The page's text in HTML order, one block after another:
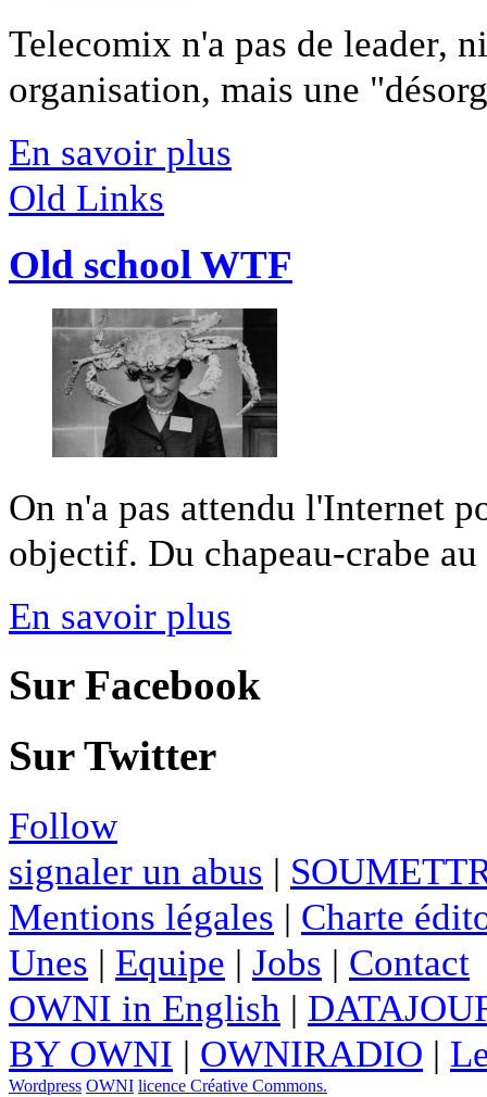
Telecomix n'a pas de leader,
organisation, mais une
En savoir plus
Old Links
Old school WTF
On n'a pas attendu l'Internet
objectif. Du chapeau-crabe
En savoir plus
Sur Facebook
Sur Twitter
Follow
signaler un abus |
Mentions légales | Charte
Unes | Equipe | Jobs | Contact
OWNI in English |
BY OWNI | OWNIRADIO |
Wordpress OWNI licence Créative Commons.